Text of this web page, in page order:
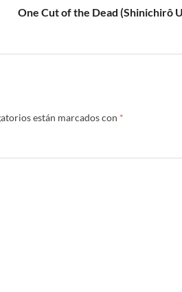
One Cut of the Dead (Shinichirô
están marcados con *